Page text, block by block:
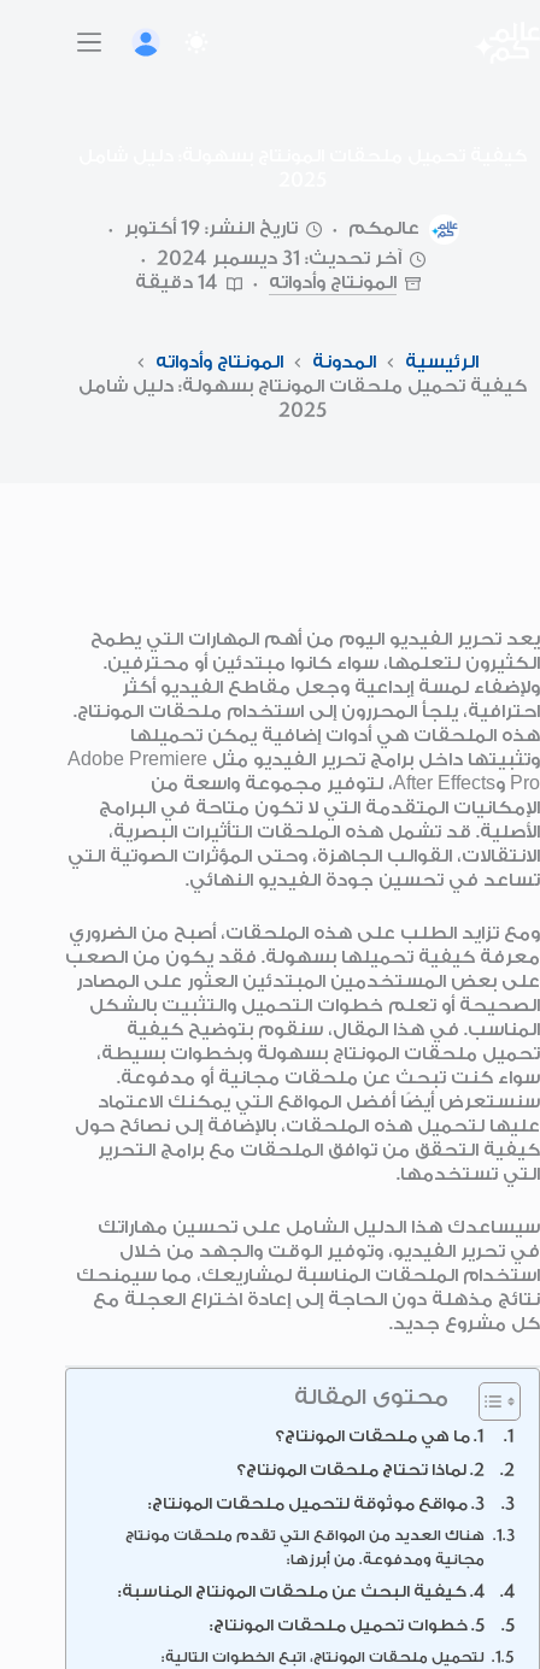
عالمكم
تاريخ النشر: 19 أكتوبر
آخر تحديث: 31 ديسمبر 2024
المونتاج وأدواته
14 دقيقة
الرئيسية المدونة
المونتاج وأدواته
كيفية تحميل ملحقات المونتاج بسهولة: دليل شامل
2025
يعد تحرير الفيديو اليوم من أهم المهارات التي يطمح
الكثيرون لتعلمها، سواء كانوا مبتدئين أو محترفين.
ولإضفاء لمسة إبداعية وجعل مقاطع الفيديو أكثر
احترافية، يلجأ المحررون إلى استخدام ملحقات المونتاج.
هذه الملحقات هي أدوات إضافية يمكن تحميلها
وتثبيتها داخل برامج تحرير الفيديو مثل Adobe Premiere
Pro وAfter Effects، لتوفير مجموعة واسعة من
الإمكانيات المتقدمة التي لا تكون متاحة في البرامج
الأصلية. قد تشمل هذه الملحقات التأثيرات البصرية،
الانتقالات، القوالب الجاهزة، وحتى المؤثرات الصوتية التي
تساعد في تحسين جودة الفيديو النهائي.
ومع تزايد الطلب على هذه الملحقات، أصبح من الضروري
معرفة كيفية تحميلها بسهولة. فقد يكون من الصعب
على بعض المستخدمين المبتدئين العثور على المصادر
الصحيحة أو تعلم خطوات التحميل والتثبيت بالشكل
المناسب. في هذا المقال، سنقوم بتوضيح كيفية
تحميل ملحقات المونتاج بسهولة وبخطوات بسيطة،
سواء كنت تبحث عن ملحقات مجانية أو مدفوعة.
سنستعرض أيضًا أفضل المواقع التي يمكنك الاعتماد
عليها لتحميل هذه الملحقات، بالإضافة إلى نصائح حول
كيفية التحقق من توافق الملحقات مع برامج التحرير
التي تستخدمها.
سيساعدك هذا الدليل الشامل على تحسين مهاراتك
في تحرير الفيديو، وتوفير الوقت والجهد من خلال
استخدام الملحقات المناسبة لمشاريعك، مما سيمنحك
نتائج مذهلة دون الحاجة إلى إعادة اختراع العجلة مع
كل مشروع جديد.
محتوى المقالة
1. ما هي ملحقات المونتاج؟
2. لماذا تحتاج ملحقات المونتاج؟
3. مواقع موثوقة لتحميل ملحقات المونتاج:
هناك العديد من المواقع التي تقدم ملحقات مونتاج
مجانية ومدفوعة. من أبرزها:
4. كيفية البحث عن ملحقات المونتاج المناسبة:
5. خطوات تحميل ملحقات المونتاج:
لتحميل ملحقات المونتاج، اتبع الخطوات التالية: